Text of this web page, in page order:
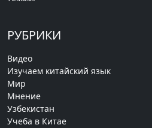
РУБРИКИ
Видео
Изучаем китайский язык
Мир
Мнение
Узбекистан
Учеба в Китае